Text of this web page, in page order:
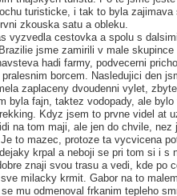
turisticke, i tak to byla zajimava
zkouska satu a obleku.
vyzvedla cestovka a spolu s
jsme zamirili v male
hadi farmy, podvecerni
borcem. Nasledujici den
zaplaceny dvoudenni vylet,
byla fajn, taktez vodopady, ale
Kdyz jsem to prvne videl at
na tom maji, ale jen do chvile, nez
to mazec, protoze ta vycvicena
krpal a neboji se pri tom si i s
znaji svou trasu a vedi, kde po
milacky krmit. Gabor na to
mu odmenoval frkanim tepleho